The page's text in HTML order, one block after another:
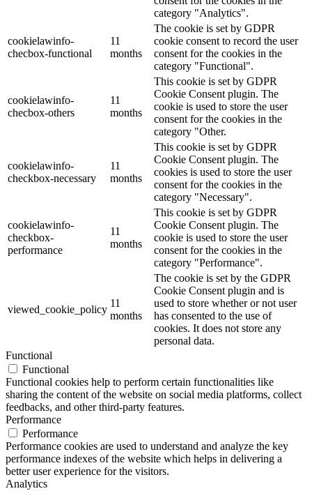
category "Analytics".
cookielawinfo-
checbox-functional
11
months
The cookie is set by GDPR
cookie consent to record the user
consent for the cookies in the
category "Functional".
cookielawinfo-
checbox-others
11
months
This cookie is set by GDPR
Cookie Consent plugin. The
cookie is used to store the user
consent for the cookies in the
category "Other.
cookielawinfo-
checkbox-necessary
11
months
This cookie is set by GDPR
Cookie Consent plugin. The
cookies is used to store the user
consent for the cookies in the
category "Necessary".
cookielawinfo-
checkbox-
performance
11
months
This cookie is set by GDPR
Cookie Consent plugin. The
cookie is used to store the user
consent for the cookies in the
category "Performance".
viewed_cookie_policy
11
months
The cookie is set by the GDPR
Cookie Consent plugin and is
used to store whether or not user
has consented to the use of
cookies. It does not store any
personal data.
Functional
Functional
Functional cookies help to perform certain functionalities like
sharing the content of the website on social media platforms, collect
feedbacks, and other third-party features.
Performance
Performance
Performance cookies are used to understand and analyze the key
performance indexes of the website which helps in delivering a
better user experience for the visitors.
Analytics